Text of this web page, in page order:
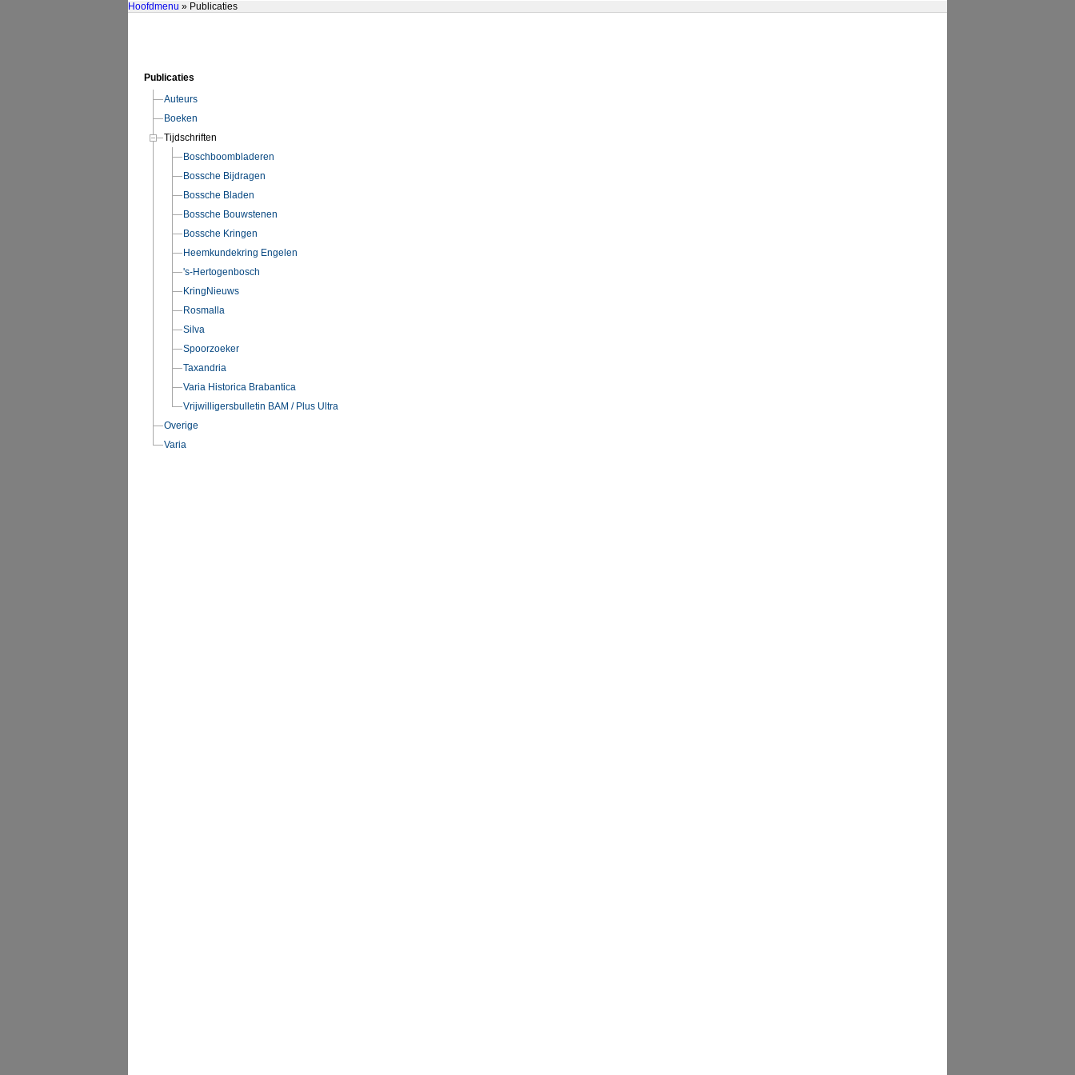
Hoofdmenu » Publicaties
Publicaties
Auteurs
Boeken
Tijdschriften
Boschboombladeren
Bossche Bijdragen
Bossche Bladen
Bossche Bouwstenen
Bossche Kringen
Heemkundekring Engelen
's-Hertogenbosch
KringNieuws
Rosmalla
Silva
Spoorzoeker
Taxandria
Varia Historica Brabantica
Vrijwilligersbulletin BAM / Plus Ultra
Overige
Varia